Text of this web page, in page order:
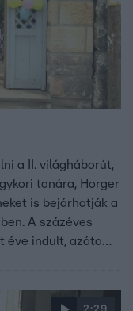
a II. világháborút,
tanára, Horger
is bejárhatják a
A százéves
éve indult, azóta